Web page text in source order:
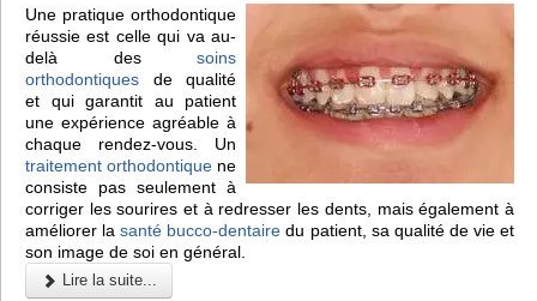
Une pratique orthodontique
réussie est celle qui va au-
delà des soins
orthodontiques de qualité
et qui garantit au patient
une expérience agréable à
chaque rendez-vous. Un
traitement orthodontique ne
consiste pas seulement à
corriger les sourires et à redresser les dents, mais également à
améliorer lasanté bucco-dentaire du patient, sa qualité de vie et
son image de soi en général.
Lire la suite...